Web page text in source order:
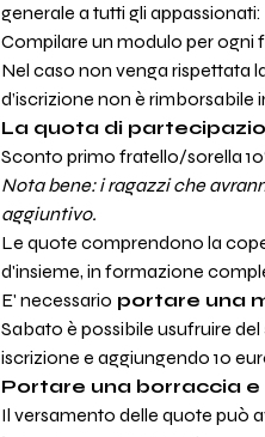
generale a tutti gli appassionati:
Compilare un modulo per ogni
Nel caso non venga rispettata
d’iscrizione non è rimborsabile
La quota di
Sconto primo fratello/sorella
Nota bene: i ragazzi che
aggiuntivo.
Le quote comprendono la
d'insieme, in formazione
E' necessario portare una
Sabato è possibile usufruire del
iscrizione e aggiungendo 10
Portare una borraccia
Il versamento delle quote può